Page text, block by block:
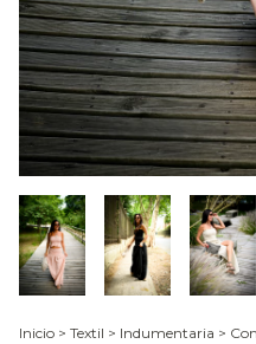
Inicio > Textil > Indumentaria >